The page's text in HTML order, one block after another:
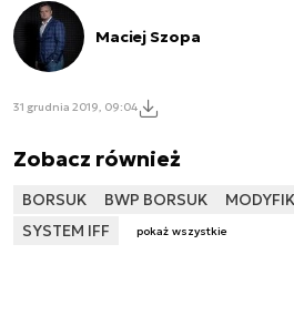
Maciej Szopa
31 grudnia 2019, 09:04
Zobacz również
BORSUK BWP BORSUK
SYSTEM IFF
pokaż wszystkie